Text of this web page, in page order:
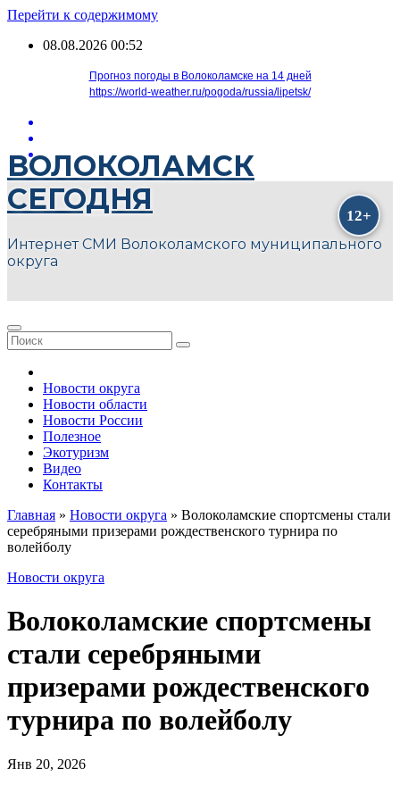
Перейти к содержимому
08.08.2026 00:52
Прогноз погоды в Волоколамске на 14 дней
https://world-weather.ru/pogoda/russia/lipetsk/
ВОЛОКОЛАМСК
СЕГОДНЯ
Интернет СМИ Волоколамского муниципального
округа
Новости округа
Новости области
Новости России
Полезное
Экотуризм
Видео
Контакты
Главная » Новости округа » Волоколамские спортсмены стали
серебряными призерами рождественского турнира по
волейболу
Новости округа
Волоколамские спортсмены
стали серебряными
призерами рождественского
турнира по волейболу
Янв 20, 2026